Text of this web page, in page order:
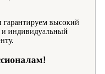
высокий
и индивидуальный